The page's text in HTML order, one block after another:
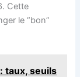
Cette
le “bon”
taux, seuils